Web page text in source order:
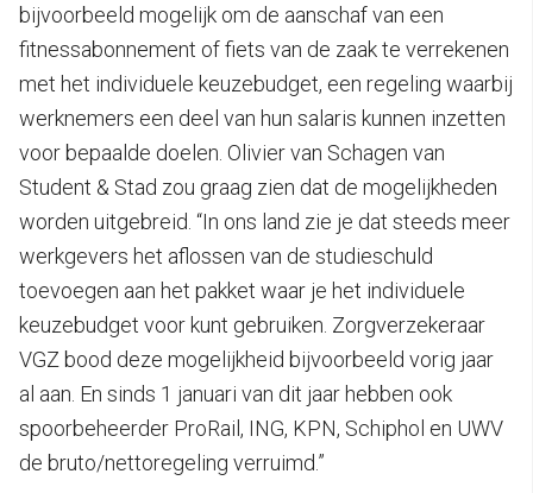
bijvoorbeeld mogelijk om de aanschaf van een
fitnessabonnement of fiets van de zaak te verrekenen
met het individuele keuzebudget, een regeling waarbij
werknemers een deel van hun salaris kunnen inzetten
voor bepaalde doelen. Olivier van Schagen van
Student & Stad zou graag zien dat de mogelijkheden
worden uitgebreid. “In ons land zie je dat steeds meer
werkgevers het aflossen van de studieschuld
toevoegen aan het pakket waar je het individuele
keuzebudget voor kunt gebruiken. Zorgverzekeraar
VGZ bood deze mogelijkheid bijvoorbeeld vorig jaar
al aan. En sinds 1 januari van dit jaar hebben ook
spoorbeheerder ProRail, ING, KPN, Schiphol en UWV
de bruto/nettoregeling verruimd.”